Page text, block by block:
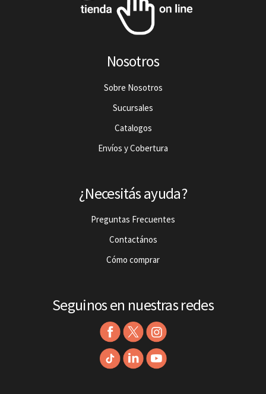
Nosotros
Sobre Nosotros
Sucursales
Catalogos
Envíos y Cobertura
¿Necesitás ayuda?
Preguntas Frecuentes
Contactános
Cómo comprar
Seguinos en nuestras redes